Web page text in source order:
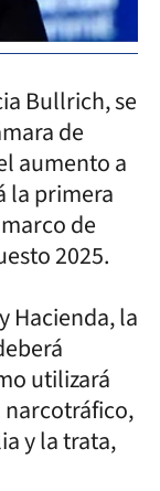
Bullrich, se
de
aumento a
la primera
de
2025.
Hacienda, la
utilizará
narcotráfico,
y la trata,